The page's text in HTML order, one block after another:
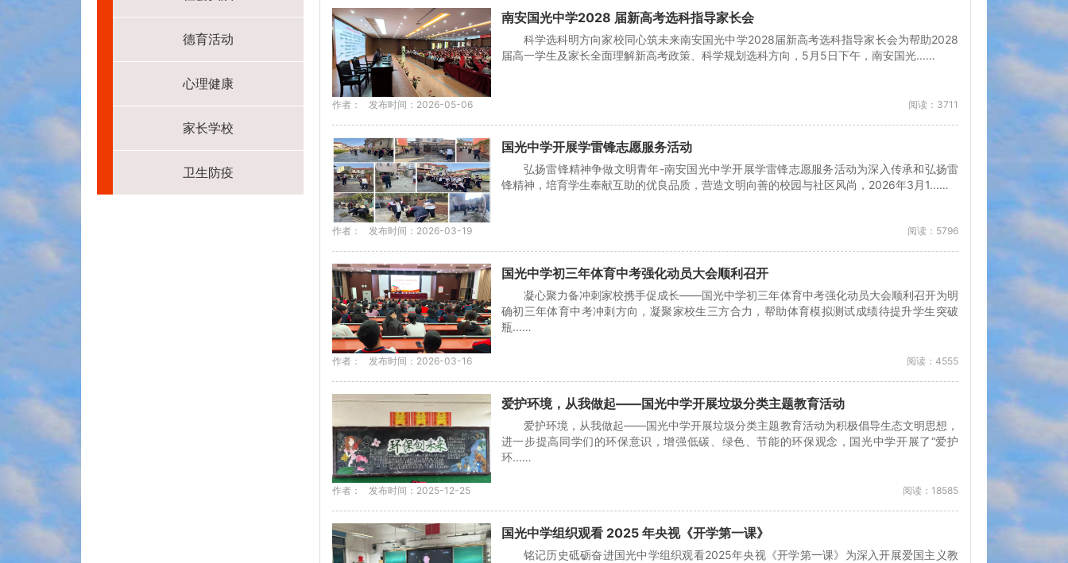
德育活动
心理健康
家长学校
卫生防疫
南安国光中学2028 届新高考选科指导家长会
科学选科明方向家校同心筑未来南安国光中学2028届新高考选科指导家长会为帮助2028
届高一学生及家长全面理解新高考政策、科学规划选科方向，5月5日下午，南安国光...…
作者： 发布时间：2026-05-06 阅读：3711
国光中学开展学雷锋志愿服务活动
弘扬雷锋精神争做文明青年-南安国光中学开展学雷锋志愿服务活动为深入传承和弘扬雷
锋精神，培育学生奉献互助的优良品质，营造文明向善的校园与社区风尚，2026年3月1...…
作者： 发布时间：2026-03-19 阅读：5796
国光中学初三年体育中考强化动员大会顺利召开
凝心聚力备冲刺家校携手促成长——国光中学初三年体育中考强化动员大会顺利召开为明
确初三年体育中考冲刺方向，凝聚家校生三方合力，帮助体育模拟测试成绩待提升学生突破
瓶...…
作者： 发布时间：2026-03-16 阅读：4555
爱护环境，从我做起——国光中学开展垃圾分类主题教育活动
爱护环境，从我做起——国光中学开展垃圾分类主题教育活动为积极倡导生态文明思想，
进一步提高同学们的环保意识，增强低碳、绿色、节能的环保观念，国光中学开展了“爱护
环...…
作者： 发布时间：2025-12-25 阅读：18585
国光中学组织观看 2025 年央视《开学第一课》
铭记历史砥砺奋进国光中学组织观看2025年央视《开学第一课》为深入开展爱国主义教